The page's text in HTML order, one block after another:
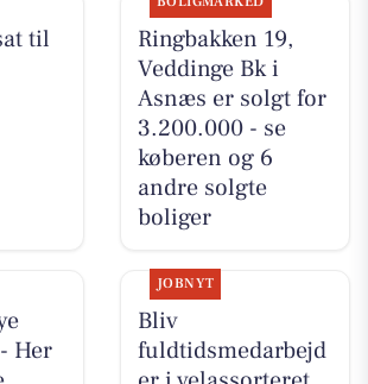
til
Ringbakken 19,
Veddinge Bk i
Asnæs er solgt for
3.200.000 - se
køberen og 6
andre solgte
boliger
Her
JOBNYT
Bliv
fuldtidsmedarbejd